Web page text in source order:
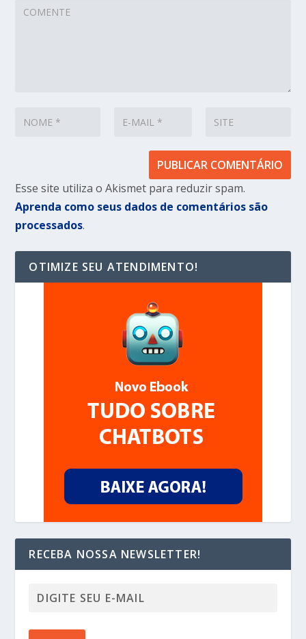
Esse site utiliza o Akismet para reduzir spam.
Aprenda como seus dados de comentários são
processados.
OTIMIZE SEU ATENDIMENTO!
RECEBA NOSSA NEWSLETTER!